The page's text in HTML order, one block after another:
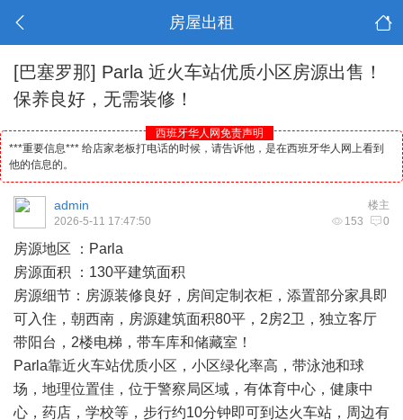
房屋出租
[巴塞罗那] Parla 近火车站优质小区房源出售！
保养良好，无需装修！
西班牙华人网免责声明
***重要信息*** 给店家老板打电话的时候，请告诉他，是在西班牙华人网上看到
他的信息的。
楼主
admin
153 0
2026-5-11 17:47:50
房源地区 ：Parla
房源面积 ：130平建筑面积
房源细节：房源装修良好，房间定制衣柜，添置部分家具即
可入住，朝西南，房源建筑面积80平，2房2卫，独立客厅
带阳台，2楼电梯，带车库和储藏室！
Parla靠近火车站优质小区，小区绿化率高，带泳池和球
场，地理位置佳，位于警察局区域，有体育中心，健康中
心，药店，学校等，步行约10分钟即可到达火车站，周边有